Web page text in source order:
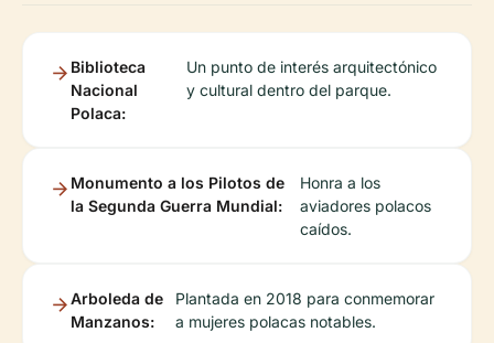
Biblioteca
Nacional
Polaca:
Un punto de interés arquitectónico
y cultural dentro del parque.
Monumento a los Pilotos de
la Segunda Guerra Mundial:
Honra a los
aviadores polacos
caídos.
Arboleda de
Manzanos:
Plantada en 2018 para conmemorar
a mujeres polacas notables.